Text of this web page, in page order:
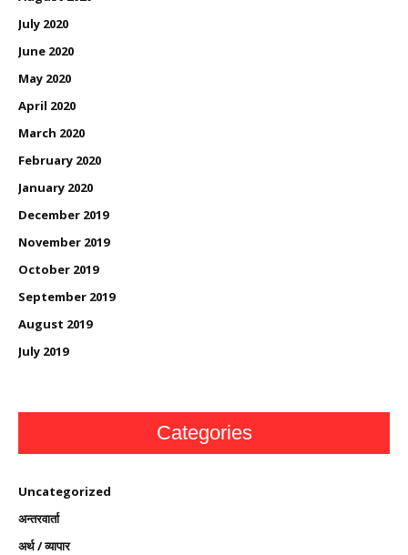
July 2020
June 2020
May 2020
April 2020
March 2020
February 2020
January 2020
December 2019
November 2019
October 2019
September 2019
August 2019
July 2019
Categories
Uncategorized
अन्तरवार्ता
अर्थ / व्यापार